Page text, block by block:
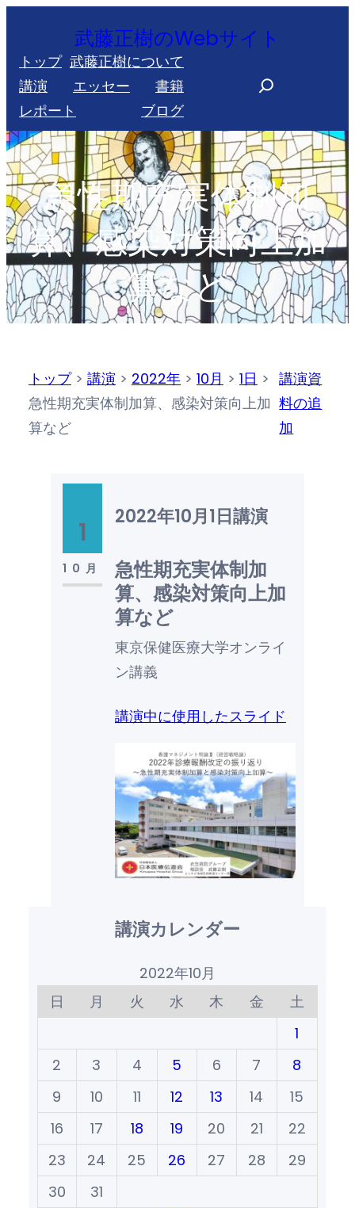
を
ス
キ
ッ
プ
武藤正樹のWebサイト
トップ 武藤正樹について
講演
エッセー
書籍
レポート
ブログ
r
c
h
急性期充実体制加
算、感染対策向上加
算など
トップ> 講演 > 2022年 > 10月 > 1日 >
急性期充実体制加算、感染対策向上加
算など
講演資
料の追
加
1
10月
2022年10月1日講演
急性期充実体制加
算、感染対策向上加
算など
東京保健医療大学オンライ
ン講義
講演中に使用したスライド
講演カレンダー
2022年10月
日
月 火 水 木 金
土
1
2
3 4 5 6 7
8
9
10 11 12 13 14
15
16
17 18 19 20 21
22
23
24 25 26 27 28
29
30
31